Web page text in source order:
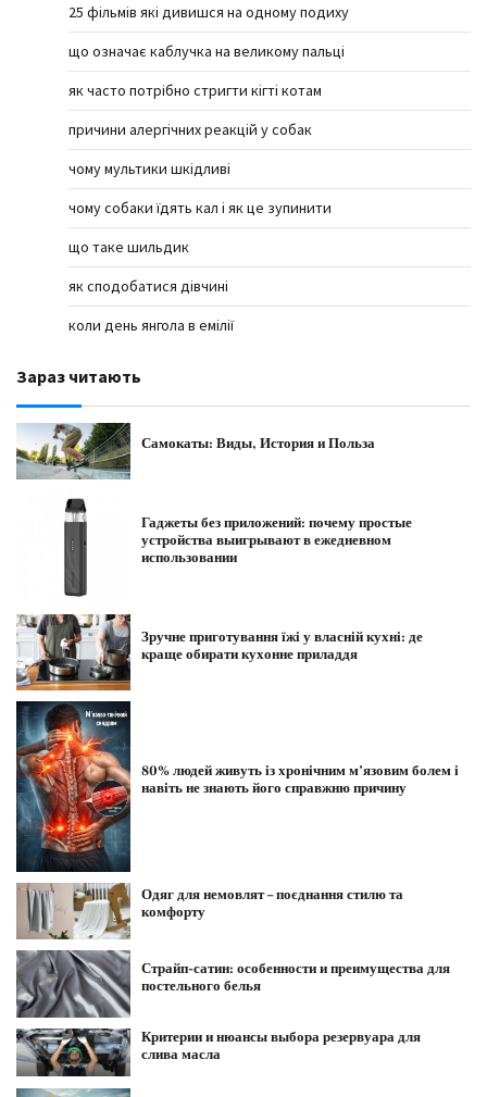
25 фільмів які дивишся на одному подиху
що означає каблучка на великому пальці
як часто потрібно стригти кігті котам
причини алергічних реакцій у собак
чому мультики шкідливі
чому собаки їдять кал і як це зупинити
що таке шильдик
як сподобатися дівчині
коли день янгола в емілії
Зараз читають
Самокаты: Виды, История и Польза
Гаджеты без приложений: почему простые
устройства выигрывают в ежедневном
использовании
Зручне приготування їжі у власній кухні: де
краще обирати кухонне приладдя
80% людей живуть із хронічним м’язовим болем і
навіть не знають його справжню причину
Одяг для немовлят – поєднання стилю та
комфорту
Страйп-сатин: особенности и преимущества для
постельного белья
Критерии и нюансы выбора резервуара для
слива масла